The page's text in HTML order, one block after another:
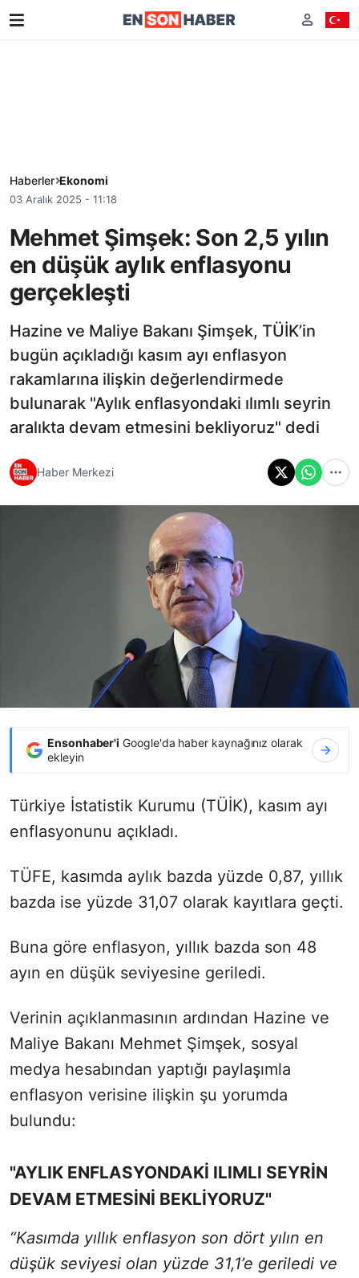
Haberler Ekonomi
03 Aralık 2025 - 11:18
Mehmet Şimşek: Son 2,5 yılın
en düşük aylık enflasyonu
gerçekleşti
Hazine ve Maliye Bakanı Şimşek, TÜİK’in
bugün açıkladığı kasım ayı enflasyon
rakamlarına ilişkin değerlendirmede
bulunarak "Aylık enflasyondaki ılımlı seyrin
aralıkta devam etmesini bekliyoruz" dedi
Haber Merkezi
Ensonhaber'i Google'da haber kaynağınız olarak
ekleyin
Türkiye İstatistik Kurumu (TÜİK), kasım ayı
enflasyonunu açıkladı.
TÜFE, kasımda aylık bazda yüzde 0,87, yıllık
bazda ise yüzde 31,07 olarak kayıtlara geçti.
Buna göre enflasyon, yıllık bazda son 48
ayın en düşük seviyesine geriledi.
Verinin açıklanmasının ardından Hazine ve
Maliye Bakanı Mehmet Şimşek, sosyal
medya hesabından yaptığı paylaşımla
enflasyon verisine ilişkin şu yorumda
bulundu:
"AYLIK ENFLASYONDAKİ ILIMLI SEYRİN
DEVAM ETMESİNİ BEKLİYORUZ"
“Kasımda yıllık enflasyon son dört yılın en
düşük seviyesi olan yüzde 31,1’e geriledi ve